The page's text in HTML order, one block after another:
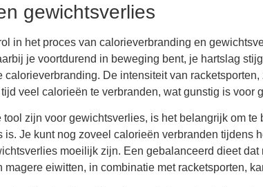
gewichtsverlies
in het proces van calorieverbranding en
je voortdurend in beweging bent, je hartslag
De intensiteit van
veel calorieën te verbranden, wat gunstig is voor
zijn voor gewichtsverlies, is het belangrijk om te
Je kunt nog zoveel calorieën verbranden tijdens
moeilijk zijn. Een gebalanceerd dieet
magere eiwitten, in combinatie met racketsporten,